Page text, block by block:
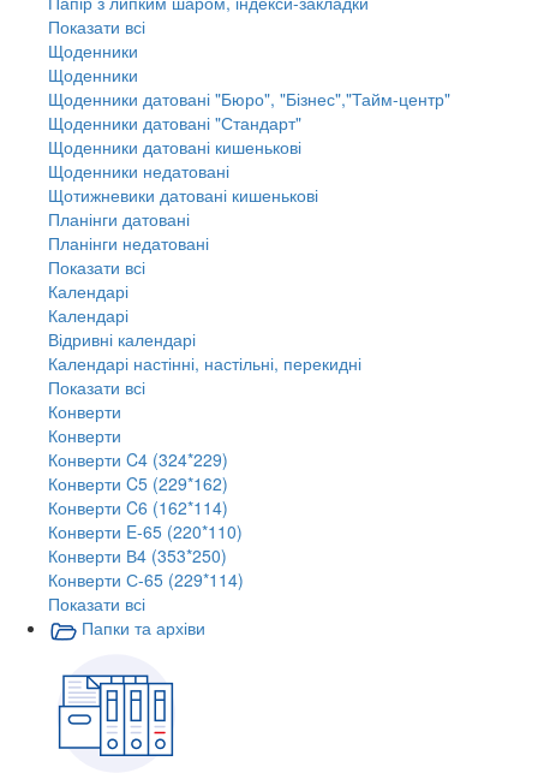
Показати всі
Щоденники
Щоденники
Щоденники датовані "Бюро", "Бізнес","Тайм-центр"
Щоденники датовані "Стандарт"
Щоденники датовані кишенькові
Щоденники недатовані
Щотижневики датовані кишенькові
Планінги датовані
Планінги недатовані
Показати всі
Календарі
Календарі
Відривні календарі
Календарі настінні, настільні, перекидні
Показати всі
Конверти
Конверти
Конверти C4 (324*229)
Конверти C5 (229*162)
Конверти C6 (162*114)
Конверти E-65 (220*110)
Конверти В4 (353*250)
Конверти С-65 (229*114)
Показати всі
Папки та архіви